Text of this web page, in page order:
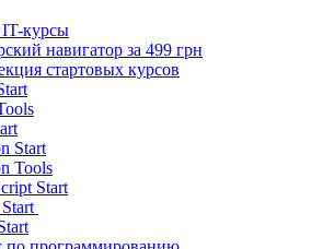
курсы
навигатор за 499 грн
стартовых курсов
Start
Tools
Start